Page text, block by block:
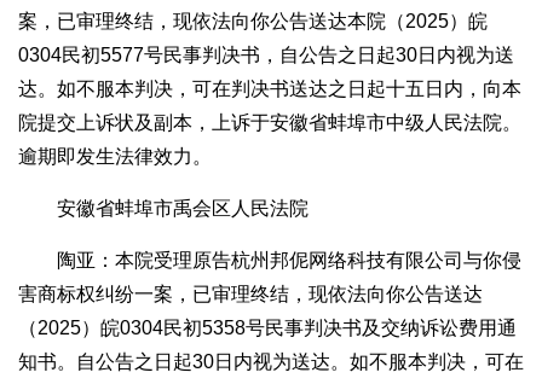
案，已审理终结，现依法向你公告送达本院（2025）皖
0304民初5577号民事判决书，自公告之日起30日内视为送
达。如不服本判决，可在判决书送达之日起十五日内，向本
院提交上诉状及副本，上诉于安徽省蚌埠市中级人民法院。
逾期即发生法律效力。
安徽省蚌埠市禹会区人民法院
陶亚：本院受理原告杭州邦伲网络科技有限公司与你侵
害商标权纠纷一案，已审理终结，现依法向你公告送达
（2025）皖0304民初5358号民事判决书及交纳诉讼费用通
知书。自公告之日起30日内视为送达。如不服本判决，可在